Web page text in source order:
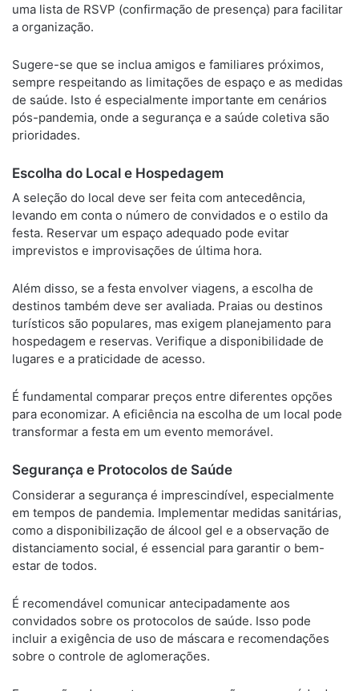
uma lista de RSVP (confirmação de presença) para facilitar
a organização.
Sugere-se que se inclua amigos e familiares próximos,
sempre respeitando as limitações de espaço e as medidas
de saúde. Isto é especialmente importante em cenários
pós-pandemia, onde a segurança e a saúde coletiva são
prioridades.
Escolha do Local e Hospedagem
A seleção do local deve ser feita com antecedência,
levando em conta o número de convidados e o estilo da
festa. Reservar um espaço adequado pode evitar
imprevistos e improvisações de última hora.
Além disso, se a festa envolver viagens, a escolha de
destinos também deve ser avaliada. Praias ou destinos
turísticos são populares, mas exigem planejamento para
hospedagem e reservas. Verifique a disponibilidade de
lugares e a praticidade de acesso.
É fundamental comparar preços entre diferentes opções
para economizar. A eficiência na escolha de um local pode
transformar a festa em um evento memorável.
Segurança e Protocolos de Saúde
Considerar a segurança é imprescindível, especialmente
em tempos de pandemia. Implementar medidas sanitárias,
como a disponibilização de álcool gel e a observação de
distanciamento social, é essencial para garantir o bem-
estar de todos.
É recomendável comunicar antecipadamente aos
convidados sobre os protocolos de saúde. Isso pode
incluir a exigência de uso de máscara e recomendações
sobre o controle de aglomerações.